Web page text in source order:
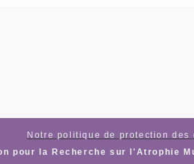
Notre politique de protection des
pour la Recherche sur l'Atrophie